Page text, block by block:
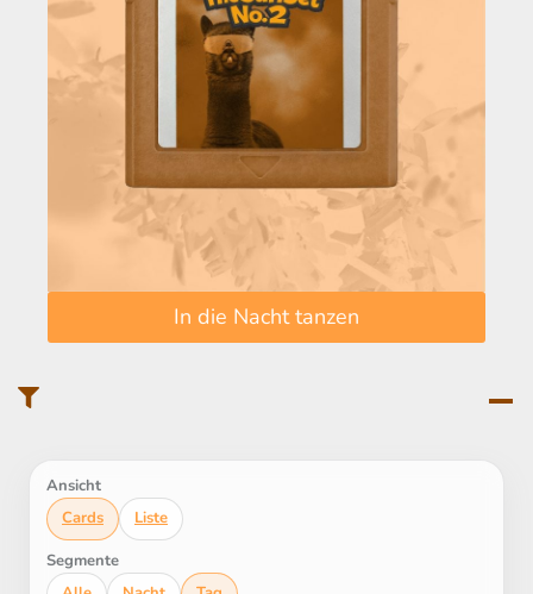
In die Nacht tanzen
Ansicht
Cards
Liste
Segmente